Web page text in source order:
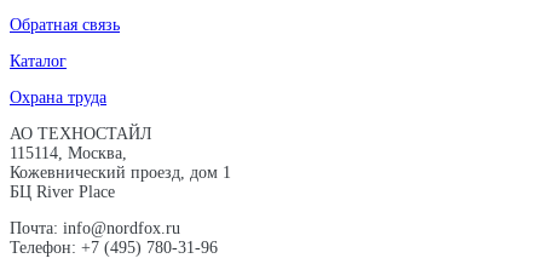
Обратная связь
Каталог
Охрана труда
АО ТЕХНОСТАЙЛ
115114, Москва,
Кожевнический проезд, дом 1
БЦ River Place
Почта: info@nordfox.ru
Телефон: +7 (495) 780-31-96